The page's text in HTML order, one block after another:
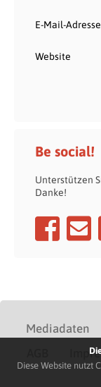
E-Mail-Adresse
Website
Be social!
Unterstützen
Danke!
Mediadaten
Diese Website nutzt